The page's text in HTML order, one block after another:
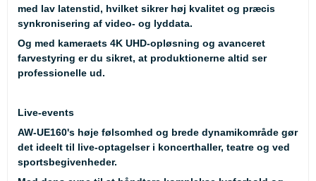
med lav latenstid, hvilket sikrer høj kvalitet og præcis
synkronisering af video- og lyddata.
Og med kameraets 4K UHD-opløsning og avanceret
farvestyring er du sikret, at produktionerne altid ser
professionelle ud.
Live-events
AW-UE160's høje følsomhed og brede dynamikområde gør
det ideelt til live-optagelser i koncerthaller, teatre og ved
sportsbegivenheder.